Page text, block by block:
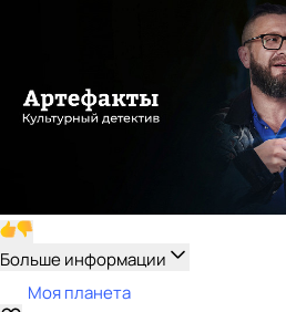
Больше информации
Моя планета